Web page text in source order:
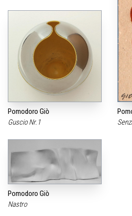
Pomodoro Giò
Guscio Nr.1
Pomodoro Giò
Nastro